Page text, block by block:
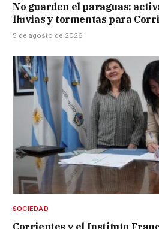
No guarden el paraguas:
lluvias y tormentas para
5 de agosto de 2026
SOCIEDAD
Corrientes y el Instituto